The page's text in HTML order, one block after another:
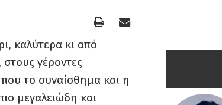
καλύτερα κι από
γέροντες
το συναίσθημα και η
μεγαλειώδη και